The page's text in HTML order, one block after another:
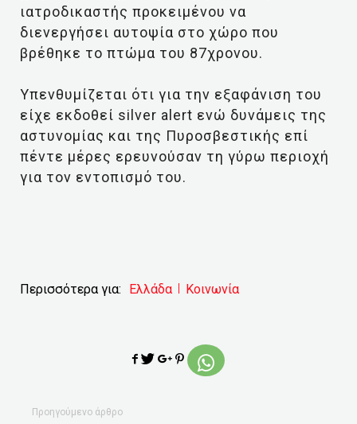
ιατροδικαστής προκειμένου να
διενεργήσει αυτοψία στο χώρο που
βρέθηκε το πτώμα του 87χρονου.
Υπενθυμίζεται ότι για την εξαφάνιση του
είχε εκδοθεί silver alert ενώ δυνάμεις της
αστυνομίας και της Πυροσβεστικής επί
πέντε μέρες ερευνούσαν τη γύρω περιοχή
για τον εντοπισμό του.
Περισσότερα για: Ελλάδα Κοινωνία
Προηγούμενο άρθρο